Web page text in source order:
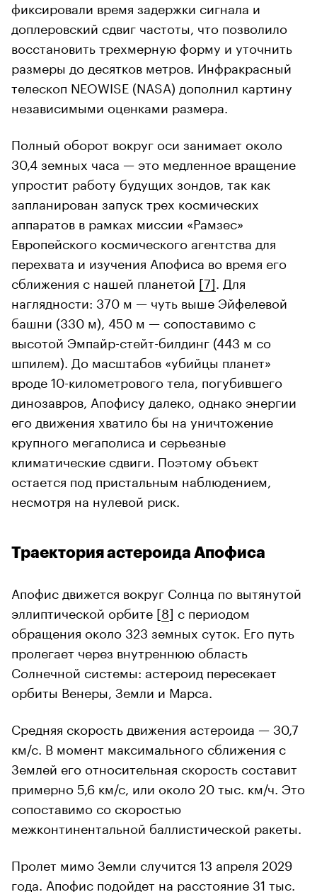
фиксировали время задержки сигнала и
доплеровский сдвиг частоты, что позволило
восстановить трехмерную форму и уточнить
размеры до десятков метров. Инфракрасный
телескоп NEOWISE (NASA) дополнил картину
независимыми оценками размера.
Полный оборот вокруг оси занимает около
30,4 земных часа — это медленное вращение
упростит работу будущих зондов, так как
запланирован запуск трех космических
аппаратов в рамках миссии «Рамзес»
Европейского космического агентства для
перехвата и изучения Апофиса во время его
сближения с нашей планетой [7] . Для
наглядности: 370 м — чуть выше Эйфелевой
башни (330 м), 450 м — сопоставимо с
высотой Эмпайр-стейт-билдинг (443 м со
шпилем). До масштабов «убийцы планет»
вроде 10-километрового тела, погубившего
динозавров, Апофису далеко, однако энергии
его движения хватило бы на уничтожение
крупного мегаполиса и серьезные
климатические сдвиги. Поэтому объект
остается под пристальным наблюдением,
несмотря на нулевой риск.
Траектория астероида Апофиса
Апофис движется вокруг Солнца по вытянутой
эллиптической орбите [8] с периодом
обращения около 323 земных суток. Его путь
пролегает через внутреннюю область
Солнечной системы: астероид пересекает
орбиты Венеры, Земли и Марса.
Средняя скорость движения астероида — 30,7
км/с. В момент максимального сближения с
Землей его относительная скорость составит
примерно 5,6 км/с, или около 20 тыс. км/ч. Это
сопоставимо со скоростью
межконтинентальной баллистической ракеты.
Пролет мимо Земли случится 13 апреля 2029
года. Апофис подойдет на расстояние 31 тыс.